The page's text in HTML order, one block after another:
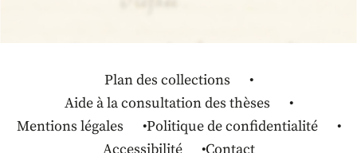
Plan des collections
Aide à la consultation des thèses
Mentions légales
Politique de confidentialité